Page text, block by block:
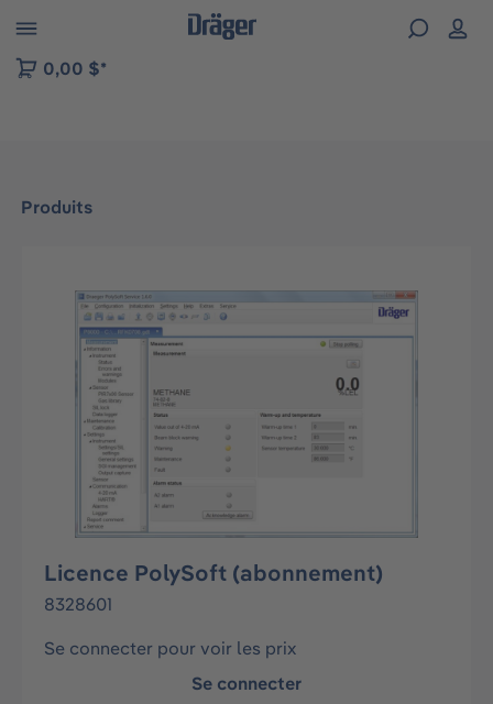
to B2B platform navigation
0,00 $*
Produits
Ignorer la galerie d'images
Licence PolySoft (abonnement)
8328601
Se connecter pour voir les prix
Se connecter